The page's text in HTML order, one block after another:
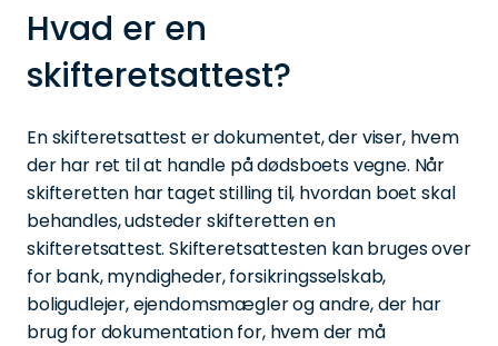
Hvad er en
skifteretsattest?
En skifteretsattest er dokumentet, der viser, hvem
der har ret til at handle på dødsboets vegne. Når
skifteretten har taget stilling til, hvordan boet skal
behandles, udsteder skifteretten en
skifteretsattest. Skifteretsattesten kan bruges over
for bank, myndigheder, forsikringsselskab,
boligudlejer, ejendomsmægler og andre, der har
brug for dokumentation for, hvem der må